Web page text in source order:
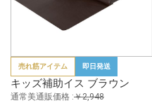
売れ筋アイテム 即日発送
キッズ補助イス ブラウン
通常美通販価格 :￥2,948